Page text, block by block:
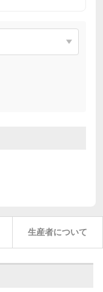
生産者について